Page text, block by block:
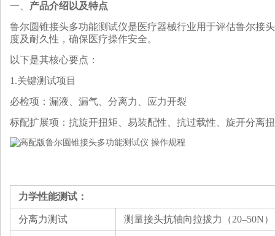
‌一、 产品介绍以及特点
鲁尔圆锥接头多功能测试仪是医疗器械行业用于评估鲁尔接
度及耐久性，确保医疗操作安全。
以下是其核心要点：
1.‌关键测试项目
‌必检项‌：漏液、漏气、分离力、应力开裂
标配‌扩展项‌：抗旋开扭矩、易装配性、 抗过载性、旋开分离
力学性能测试 ：
‌分离力测试‌ 测量接头抗轴向拉拔力（20–50N